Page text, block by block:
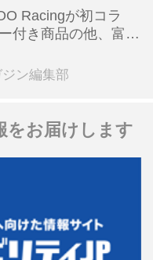
Racingが初コラ
付き商品の他、富士
展開
ン編集部
をお届けします